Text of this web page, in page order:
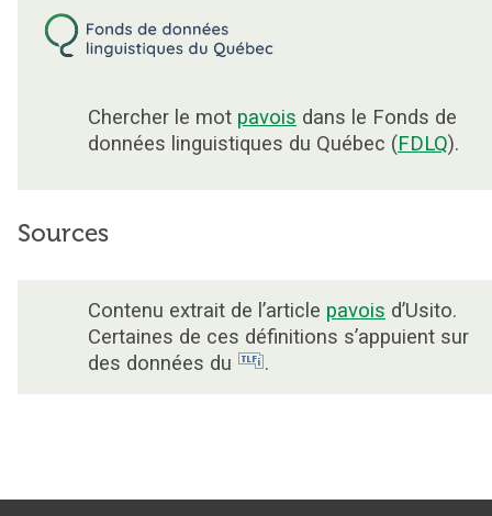
Chercher le mot pavois dans le Fonds de
données linguistiques du Québec (FDLQ).
Sources
Contenu extrait de l’article pavois d’Usito.
Certaines de ces définitions s’appuient sur
des données du
.